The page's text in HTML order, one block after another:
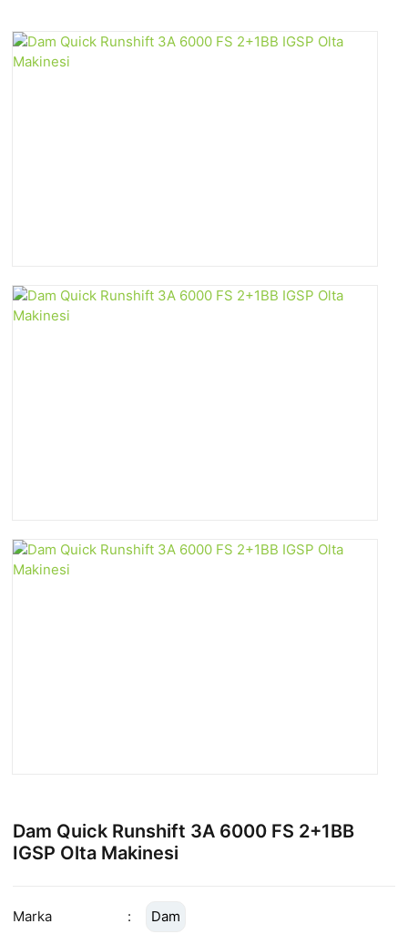
Dam Quick Runshift 3A 6000 FS 2+1BB
IGSP Olta Makinesi
Marka
Dam